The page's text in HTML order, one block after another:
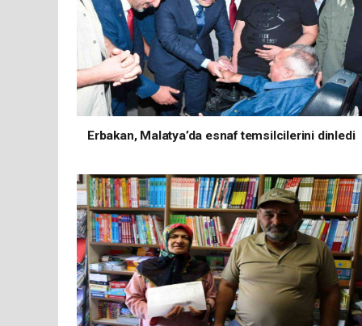
Erbakan, Malatya’da esnaf temsilcilerini dinledi